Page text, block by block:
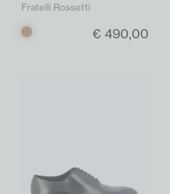
Fratelli Rossetti
Bruin € 490,00